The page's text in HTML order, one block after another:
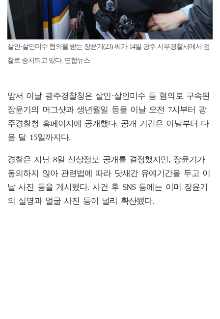
살인·살인미수 혐의를 받는 장윤기(23) 씨가 14일 광주 서부경찰서에서 검
찰로 송치되고 있다. 연합뉴스
앞서 이날 광주경찰청은 살인·살인미수 등 혐의로 구속된
장윤기의 머그샷과 생년월일 등을 이날 오전 7시부터 광
주경찰청 홈페이지에 공개했다. 공개 기간은 이날부터 다
음 달 15일까지다.
경찰은 지난 8일 신상정보 공개를 결정했지만, 장윤기가
동의하지 않아 관련법에 따라 닷새간 유예기간을 두고 이
날 사진 등을 게시했다. 사건 후 SNS 등에는 이미 장윤기
의 실명과 얼굴 사진 등이 널리 확산됐다.